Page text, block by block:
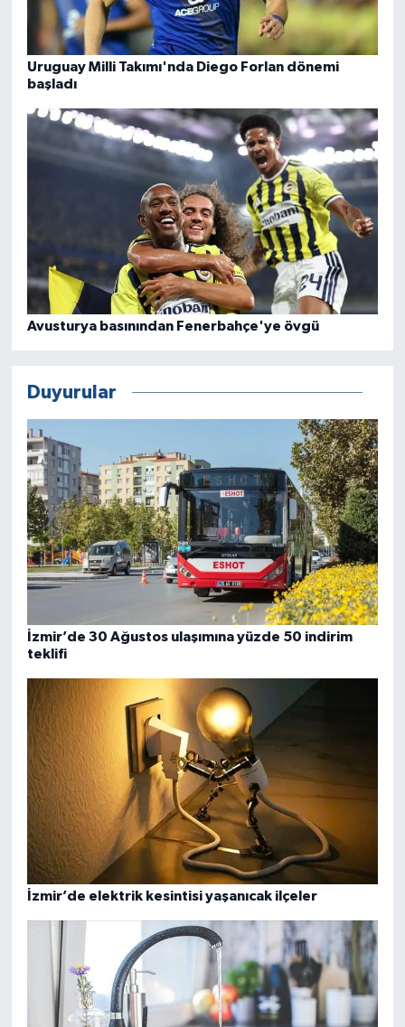
Uruguay Milli Takımı'nda Diego Forlan dönemi
başladı
Avusturya basınından Fenerbahçe'ye övgü
Duyurular
İzmir’de 30 Ağustos ulaşımına yüzde 50 indirim
teklifi
İzmir’de elektrik kesintisi yaşanıcak ilçeler